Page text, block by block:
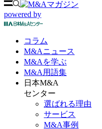
powered by
コラム
M&Aニュース
M&Aを学ぶ
M&A 用語集
日本M&A
センター
選ばれる理由
サービス
M&A事例